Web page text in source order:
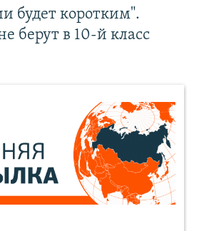
будет коротким".
берут в 10-й класс